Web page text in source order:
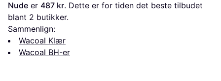
Nude er 487 kr. Dette er for tiden det beste tilbudet
blant 2 butikker.
Sammenlign:
Wacoal Klær
Wacoal BH-er